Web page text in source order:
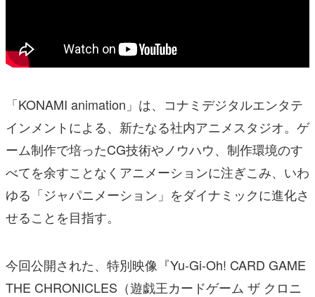
「KONAMI animation」は、コナミデジタルエンタテ
インメントによる、新たなる社内アニメスタジオ。ゲ
ーム制作で培ったCG技術やノウハウ、制作環境のす
べてを余すことなくアニメーションに注ぎこみ、いわ
ゆる「ジャパニメーション」をダイナミックに進化さ
せることを目指す。
今回公開された、特別映像『Yu-Gi-Oh! CARD GAME
THE CHRONICLES（遊戯王カードゲーム ザ クロニ